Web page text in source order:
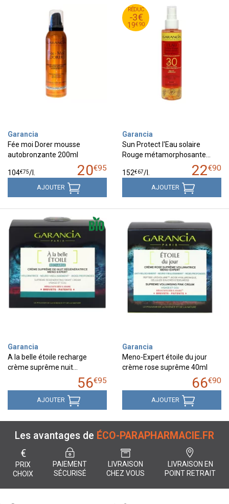
Garancia
Fée moi Dorer mousse
autobronzante 200ml
20€95
104€75/
AJOUTER
RÉDUC
-3€
19€90
22
€
90
19
€
90
Garancia
Sun Protect l'Eau solaire
Rouge métamorphosante…
22€90
152€67/
AJOUTER
Garancia
A la belle étoile recharge
crème suprême nuit…
56€95
AJOUTER
Garancia
Meno-Expert étoile du jour
crème rose suprême 40ml
66€90
AJOUTER
Les avantages de ÉCO-PARAPHARMACIE.FR
€
PRIX
CHOIX
PAIEMENT
SÉCURISÉ
LIVRAISON
CHEZ VOUS
LIVRAISON EN
POINT RETRAIT